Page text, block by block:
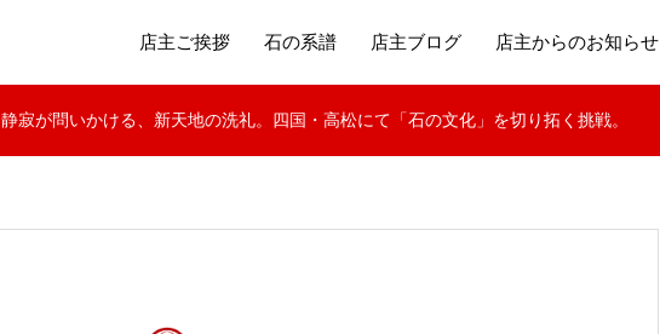
店主ご挨拶 石の系譜 店主ブログ 店主からのお知らせ
静寂が問いかける、新天地の洗礼。四国・高松にて「石の文化」を切り拓く挑戦。